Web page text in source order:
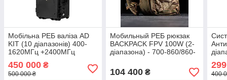
Мобільна РЕБ валіза AD
KIT (10 діапазонів) 400-
1620МГц +2400МГц
+5800МГц +5200МГц
450 000 ₴
500 000 ₴
Мобильный РЕБ рюкзак
BACKPACK FPV 100W (2-
діапазона) - 700-860/860-
104 400₴ 400